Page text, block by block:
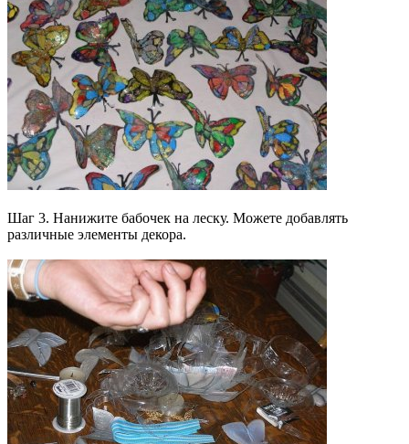
Шаг 3. Нанижите бабочек на леску. Можете добавлять
различные элементы декора.